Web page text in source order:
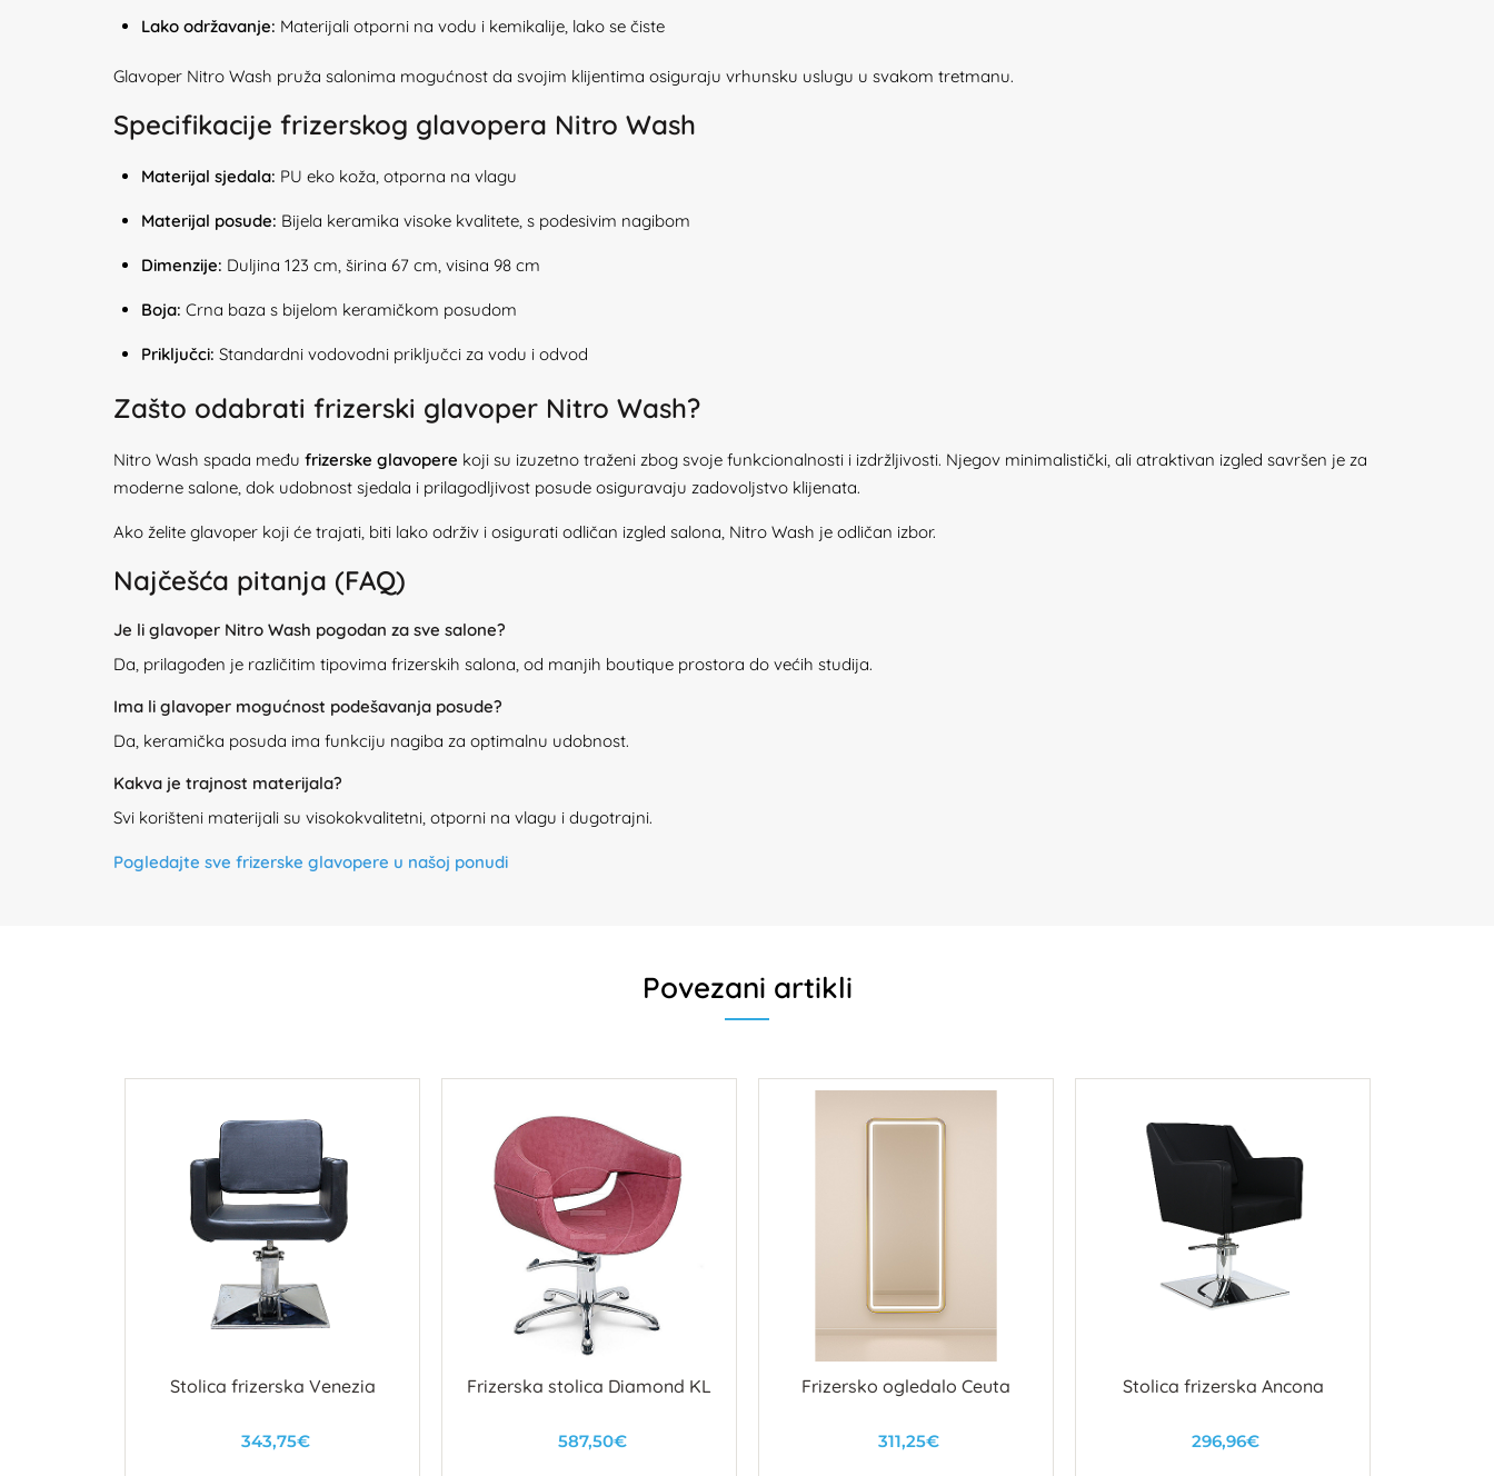
Lako održavanje: Materijali otporni na vodu i kemikalije, lako se čiste
Glavoper Nitro Wash pruža salonima mogućnost da svojim klijentima osiguraju vrhunsku uslugu u svakom tretmanu.
Specifikacije frizerskog glavopera Nitro Wash
Materijal sjedala: PU eko koža, otporna na vlagu
Materijal posude: Bijela keramika visoke kvalitete, s podesivim nagibom
Dimenzije: Duljina 123 cm, širina 67 cm, visina 98 cm
Boja: Crna baza s bijelom keramičkom posudom
Priključci: Standardni vodovodni priključci za vodu i odvod
Zašto odabrati frizerski glavoper Nitro Wash?
Nitro Wash spada među frizerske glavopere koji su izuzetno traženi zbog svoje funkcionalnosti i izdržljivosti. Njegov minimalistički, ali atraktivan izgled savršen je za
moderne salone, dok udobnost sjedala i prilagodljivost posude osiguravaju zadovoljstvo klijenata.
Ako želite glavoper koji će trajati, biti lako održiv i osigurati odličan izgled salona, Nitro Wash je odličan izbor.
Najčešća pitanja (FAQ)
Je li glavoper Nitro Wash pogodan za sve salone?
Da, prilagođen je različitim tipovima frizerskih salona, od manjih boutique prostora do većih studija.
Ima li glavoper mogućnost podešavanja posude?
Da, keramička posuda ima funkciju nagiba za optimalnu udobnost.
Kakva je trajnost materijala?
Svi korišteni materijali su visokokvalitetni, otporni na vlagu i dugotrajni.
Pogledajte sve frizerske glavopere u našoj ponudi
Povezani artikli
Stolica frizerska Venezia
343,75€
Frizerska stolica Diamond KL
587,50€
Frizersko ogledalo Ceuta
311,25€
Stolica frizerska Ancona
296,96€